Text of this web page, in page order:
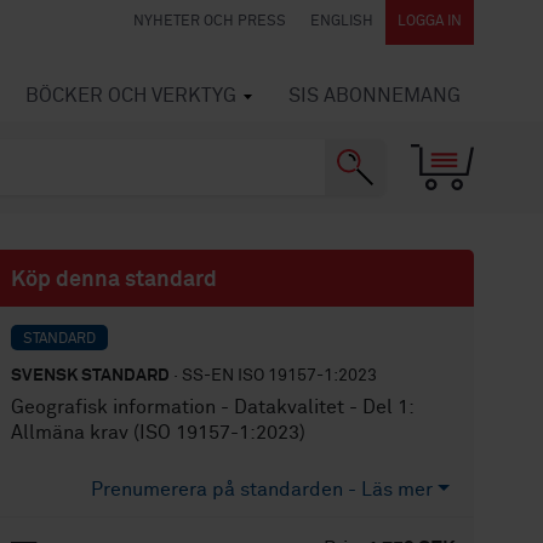
NYHETER OCH PRESS ENGLISH LOGGA IN
BÖCKER OCH VERKTYG SIS ABONNEMANG
Köp denna standard
STANDARD
SVENSK STANDARD · SS-EN ISO 19157-1:2023
Geografisk information - Datakvalitet - Del 1:
Allmäna krav (ISO 19157-1:2023)
Prenumerera på standarden - Läs mer